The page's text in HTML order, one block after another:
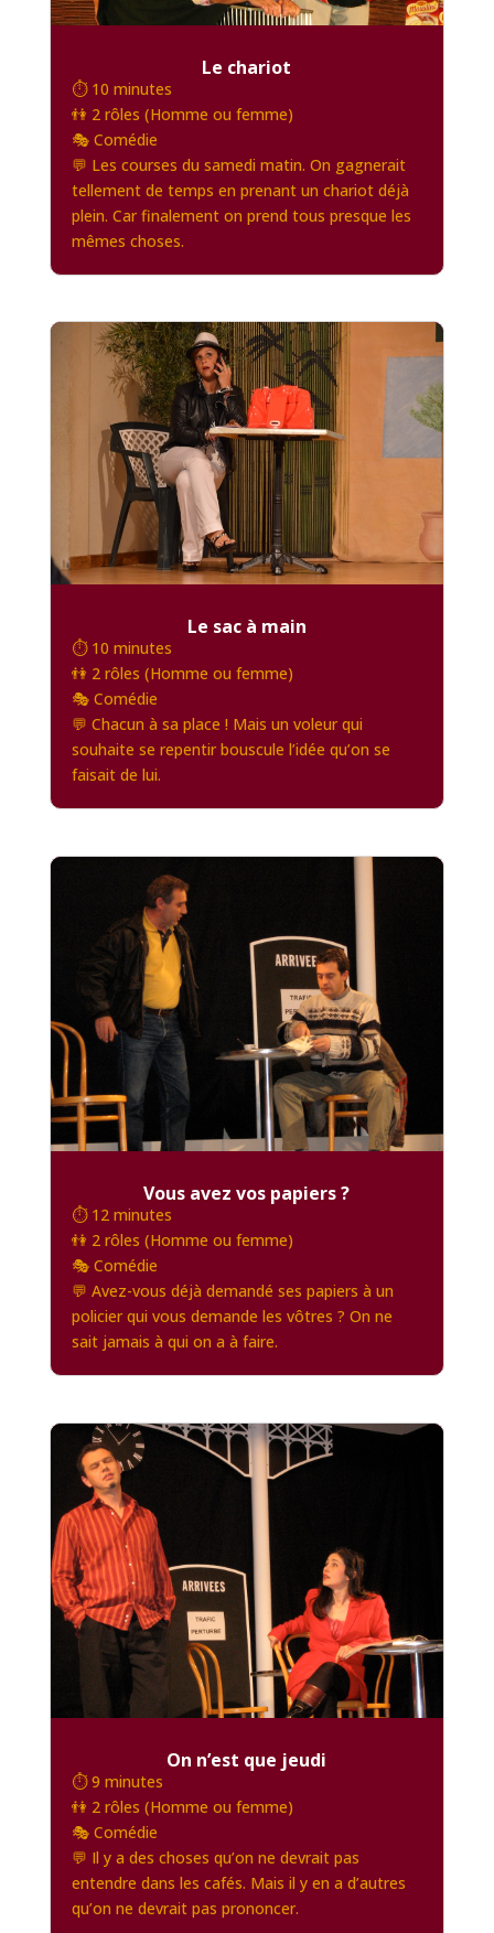
Le chariot
⏱️ 10 minutes
👫 2 rôles (Homme ou femme)
🎭 Comédie
💬 Les courses du samedi matin. On gagnerait
tellement de temps en prenant un chariot déjà
plein. Car finalement on prend tous presque les
mêmes choses.
Le sac à main
⏱️ 10 minutes
👫 2 rôles (Homme ou femme)
🎭 Comédie
💬 Chacun à sa place ! Mais un voleur qui
souhaite se repentir bouscule l’idée qu’on se
faisait de lui.
Vous avez vos papiers ?
⏱️ 12 minutes
👫 2 rôles (Homme ou femme)
🎭 Comédie
💬 Avez-vous déjà demandé ses papiers à un
policier qui vous demande les vôtres ? On ne
sait jamais à qui on a à faire.
On n’est que jeudi
⏱️ 9 minutes
👫 2 rôles (Homme ou femme)
🎭 Comédie
💬 Il y a des choses qu’on ne devrait pas
entendre dans les cafés. Mais il y en a d’autres
qu’on ne devrait pas prononcer.